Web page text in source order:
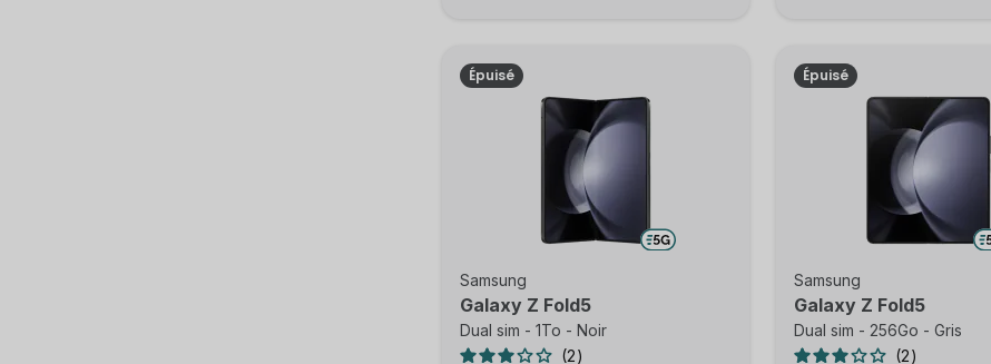
Épuisé
Samsung
Galaxy Z Fold5
Dual sim - 1To - Noir
2
Épuisé
Samsung
Galaxy Z Fold5
Dual sim - 256Go - Gris
2